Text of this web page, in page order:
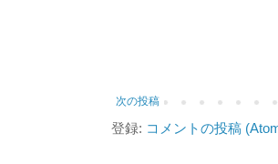
次の投稿
登録: コメントの投稿